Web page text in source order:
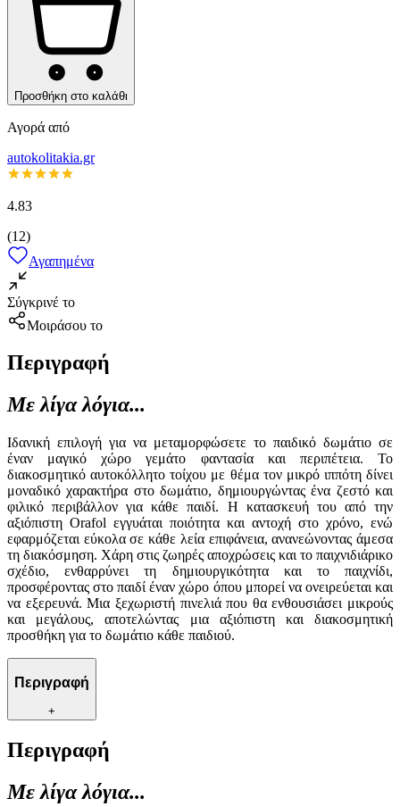
Προσθήκη στο καλάθι
Αγορά από
autokolitakia.gr
4.83
(12)
Αγαπημένα
Σύγκρινέ το
Μοιράσου το
Περιγραφή
Με λίγα λόγια...
Ιδανική επιλογή για να μεταμορφώσετε το παιδικό δωμάτιο σε
έναν μαγικό χώρο γεμάτο φαντασία και περιπέτεια. Το
διακοσμητικό αυτοκόλλητο τοίχου με θέμα τον μικρό ιππότη δίνει
μοναδικό χαρακτήρα στο δωμάτιο, δημιουργώντας ένα ζεστό και
φιλικό περιβάλλον για κάθε παιδί. Η κατασκευή του από την
αξιόπιστη Orafol εγγυάται ποιότητα και αντοχή στο χρόνο, ενώ
εφαρμόζεται εύκολα σε κάθε λεία επιφάνεια, ανανεώνοντας άμεσα
τη διακόσμηση. Χάρη στις ζωηρές αποχρώσεις και το παιχνιδιάρικο
σχέδιο, ενθαρρύνει τη δημιουργικότητα και το παιχνίδι,
προσφέροντας στο παιδί έναν χώρο όπου μπορεί να ονειρεύεται και
να εξερευνά. Μια ξεχωριστή πινελιά που θα ενθουσιάσει μικρούς
και μεγάλους, αποτελώντας μια αξιόπιστη και διακοσμητική
προσθήκη για το δωμάτιο κάθε παιδιού.
Περιγραφή
+
Περιγραφή
Με λίγα λόγια...